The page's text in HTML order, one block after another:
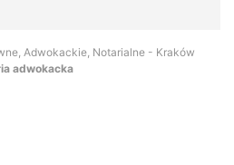
Adwokackie, Notarialne - Kraków
adwokacka